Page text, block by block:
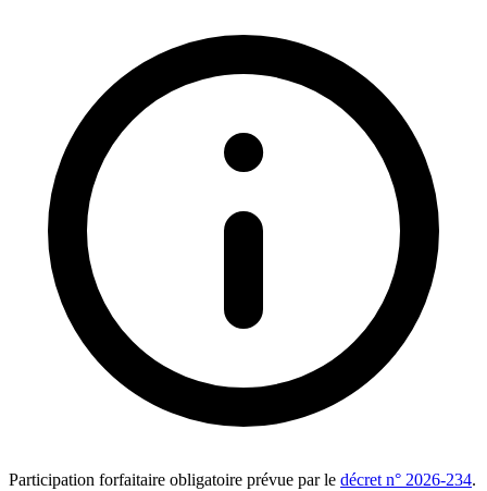
Analyser les résultats et tirer des conclusions
Repérer les leviers d'amélioration
Réaliser des préconisations pertinentes
Participation forfaitaire obligatoire prévue par le décret n° 2026-234.